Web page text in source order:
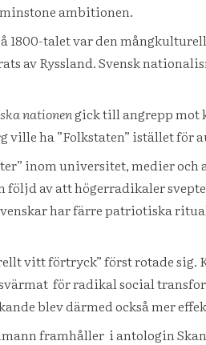
ambitionen.
talet var den
av Ryssland. Svensk
nationengick till angrepp mot
ha ”Folkstaten” istället för
inom universitet, medier och
av att högerradikaler
har färre patriotiska
vitt förtryck” först rotade sig.
för radikal social
blev därmed också mer
framhåller i antologin